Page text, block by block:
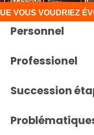
VOUS VOUDRIEZ
Personnel
Professionel
Succession